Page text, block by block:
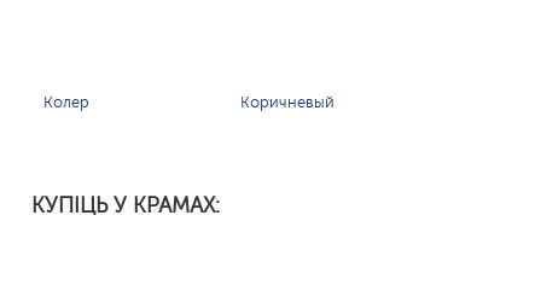
Колер Коричневый
КУПІЦЬ У КРАМАХ: